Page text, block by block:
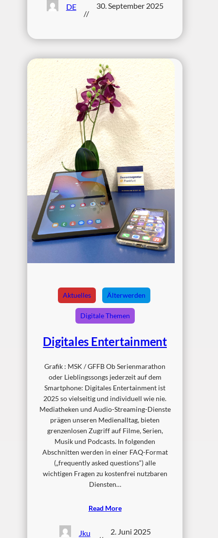
DE
//
30. September 2025
Aktuelles Älterwerden
Digitale Themen
Digitales Entertainment
Grafik : MSK / GFFB Ob Serienmarathon
oder Lieblingssongs jederzeit auf dem
Smartphone: Digitales Entertainment ist
2025 so vielseitig und individuell wie nie.
Mediatheken und Audio-Streaming-Dienste
prägen unseren Medienalltag, bieten
grenzenlosen Zugriff auf Filme, Serien,
Musik und Podcasts. In folgenden
Abschnitten werden in einer FAQ-Format
(„frequently asked questions“) alle
wichtigen Fragen zu kostenfrei nutzbaren
Diensten…
Read More
Jku 2. Juni 2025